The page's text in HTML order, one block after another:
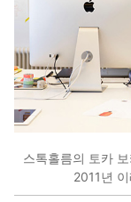
스톡홀름의 토카
2011년